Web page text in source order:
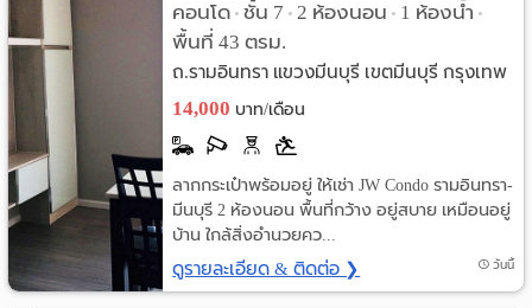
คอนโด • ชั้น 7 • 2 ห้องนอน • 1 ห้องน้ำ •
พื้นที่ 43 ตรม.
ถ.รามอินทรา แขวงมีนบุรี เขตมีนบุรี กรุงเทพ
14,000 บาท/เดือน
ลากกระเป๋าพร้อมอยู่ ให้เช่า JW Condo รามอินทรา-
มีนบุรี 2 ห้องนอน พื้นที่กว้าง อยู่สบาย เหมือนอยู่
บ้าน ใกล้สิ่งอำนวยคว...
ดูรายละเอียด & ติดต่อ ❯ วันนี้